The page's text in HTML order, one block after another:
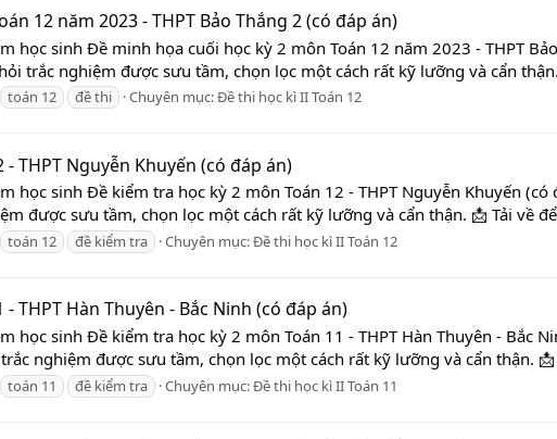
12 năm 2023 - THPT Bảo Thắng 2 (có đáp án)
học sinh Đề minh họa cuối học kỳ 2 môn Toán 12 năm 2023 - THPT
trắc nghiệm được sưu tầm, chọn lọc một cách rất kỹ lưỡng và cẩn
toán 12 đề thi Chuyên mục:Đề thi học kì II Toán 12
THPT Nguyễn Khuyến (có đáp án)
học sinh Đề kiểm tra học kỳ 2 môn Toán 12 - THPT Nguyễn Khuyến
được sưu tầm, chọn lọc một cách rất kỹ lưỡng và cẩn thận. 📩 Tải về
toán 12 đề kiểm tra Chuyên mục:Đề thi học kì II Toán 12
THPT Hàn Thuyên - Bắc Ninh (có đáp án)
học sinh Đề kiểm tra học kỳ 2 môn Toán 11 - THPT Hàn Thuyên - Bắc
nghiệm được sưu tầm, chọn lọc một cách rất kỹ lưỡng và cẩn thận. 📩
toán 11 đề kiểm tra Chuyên mục:Đề thi học kì II Toán 11